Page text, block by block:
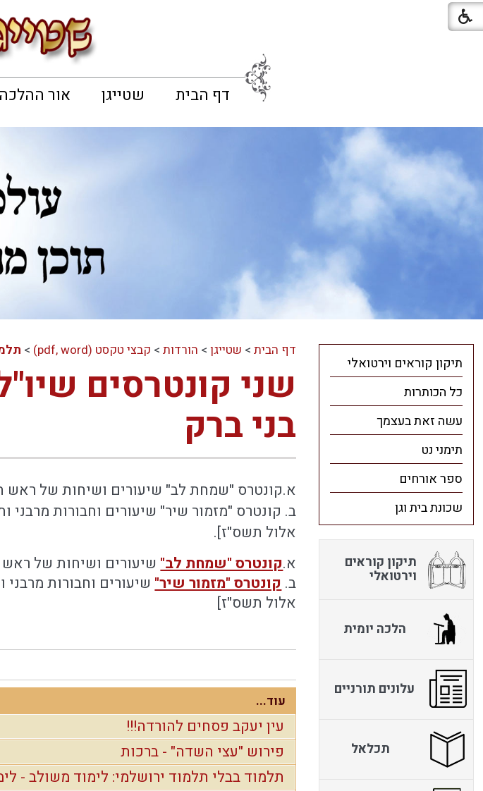
דף הבית שטייגן אור ההלכה
דף הבית> שטייגן> הורדות> קבצי טקסט (pdf, word) >
שני קונטרסים
בני ברק
א.קונטרס "שמחת לב" שיעורים ושיחות של ראש
ב. קונטרס "מזמור שיר" שיעורים וחבורות
אלול תשס"ז].
א.קונטרס "שמחת לב" שיעורים ושיחות של
ב. קונטרס "מזמור שיר" שיעורים וחבורות
אלול תשס"ז]
עוד...
עין יעקב פסחים להורדה!!!
פירוש "עצי השדה" - ברכות
תלמוד בבלי תלמוד ירושלמי: לימוד משולב -
תיקון קוראים וירטואלי
כל הכותרות
עשה זאת בעצמך
תימני נט
ספר אורחים
שכונת בית וגן
תיקון קוראים
וירטואלי
הלכה יומית
עלונים תורניים
תכלאל